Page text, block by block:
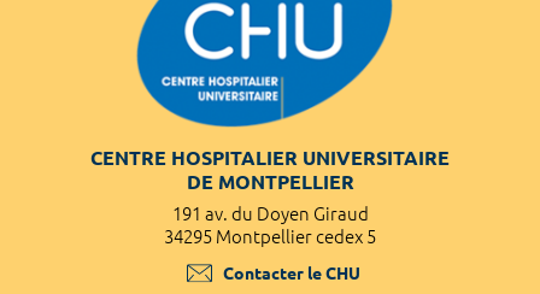
CENTRE HOSPITALIER UNIVERSITAIRE
DE MONTPELLIER
191 av. du Doyen Giraud
34295 Montpellier cedex 5
Contacter le CHU